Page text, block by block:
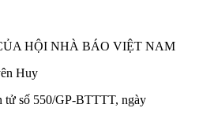
HỘI NHÀ BÁO VIỆT NAM
Huy
tử số 550/GP-BTTTT, ngày